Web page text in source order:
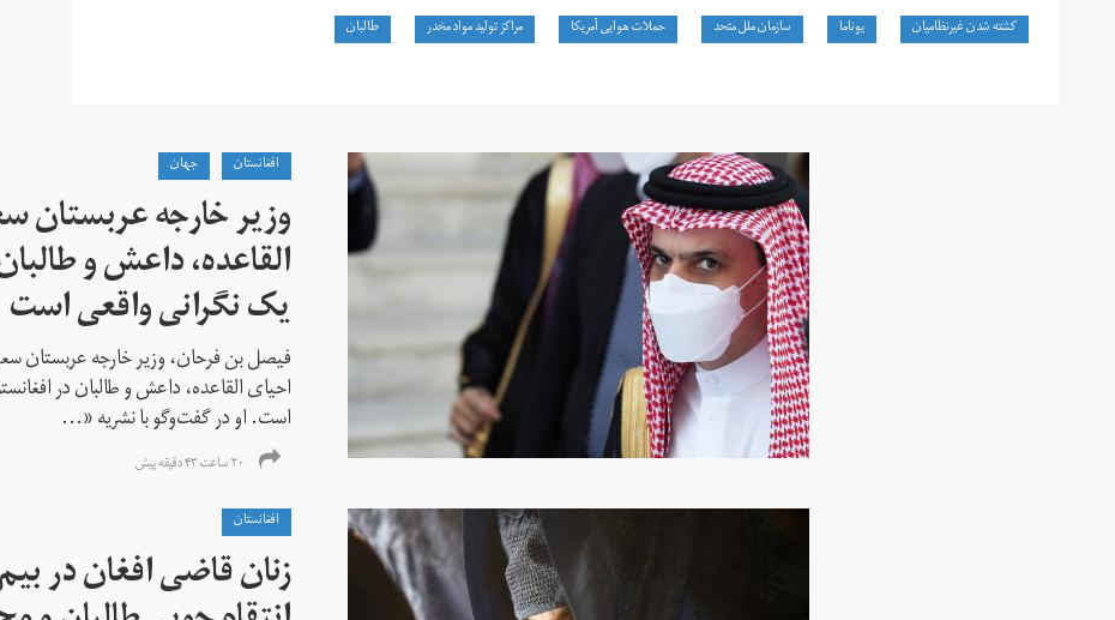
کشته‌ شدن غیرنظامیان یوناما سازمان ملل متحد حملات هوایی آمریکا مراکز تولید مواد مخدر طالبان
افغانستان جهان
وزیر خارجه عربستان
القاعده،‌ داعش و
یک نگرانی واقعی است
فیصل بن فرحان، ‌وزیر خارجه عربستان
احیای القاعده،‌ داعش و طالبان در
است. او در گفت‌وگو با نشریه «...
۲۰ ساعت ۴۳ دقیقه پیش
افغانستان
زنان قاضی افغان در